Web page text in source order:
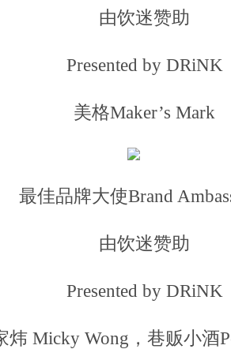
由饮迷赞助
Presented by DRiNK
美格Maker’s Mark
最佳品牌大使Brand
由饮迷赞助
Presented by DRiNK
炜 Micky Wong，巷贩小酒